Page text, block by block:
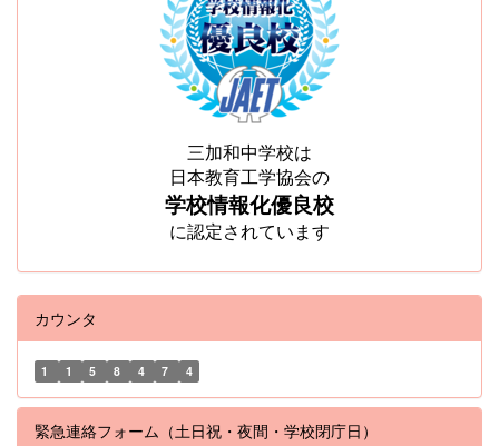
三加和中学校は
日本教育工学協会の
学校情報化優良校
に認定されています
カウンタ
1 1 5 8 4 7 4
緊急連絡フォーム（土日祝・夜間・学校閉庁日）